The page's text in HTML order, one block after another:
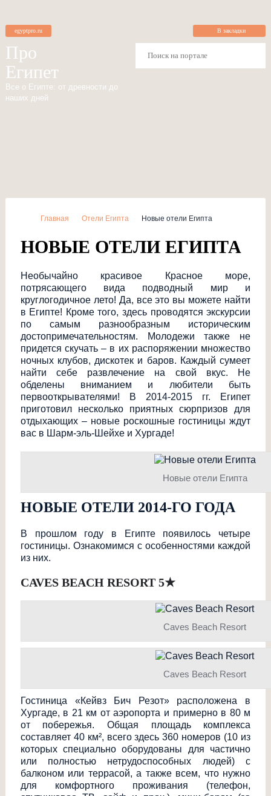
egyptpro.ru
Про
Египет
Все о Египте: от древности до
наших дней
В закладки
Главная Отели Египта Новые отели Египта
НОВЫЕ ОТЕЛИ ЕГИПТА
Необычайно красивое Красное море,
потрясающего вида подводный мир и
круглогодичное лето! Да, все это вы можете найти
в Египте! Кроме того, здесь проводятся экскурсии
по самым разнообразным историческим
достопримечательностям. Молодежи также не
придется скучать – в их распоряжении множество
ночных клубов, дискотек и баров. Каждый сумеет
найти себе развлечение на свой вкус. Не
обделены вниманием и любители быть
первооткрывателями! В 2014-2015 гг. Египет
приготовил несколько приятных сюрпризов для
отдыхающих – новые роскошные гостиницы ждут
вас в Шарм-эль-Шейхе и Хургаде!
Новые отели Египта
НОВЫЕ ОТЕЛИ 2014-ГО ГОДА
В прошлом году в Египте появилось четыре
гостиницы. Ознакомимся с особенностями каждой
из них.
CAVES BEACH RESORT 5★
Caves Beach Resort
Caves Beach Resort
Гостиница «Кейвз Бич Резот» расположена в
Хургаде, в 21 км от аэропорта и примерно в 80 м
от побережья. Общая площадь комплекса
составляет 40 км², всего здесь 360 номеров (10 из
которых специально оборудованы для частично
или полностью нетрудоспособных людей) с
балконом или террасой, а также всем, что нужно
для комфортного проживания (телефон,